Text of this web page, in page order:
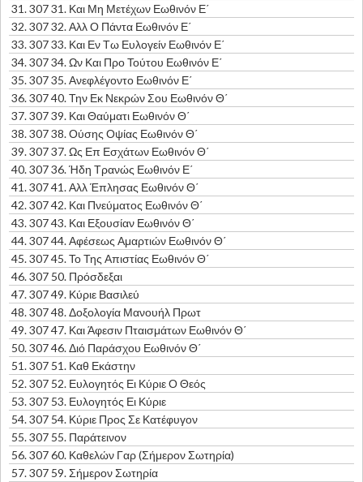
31.307 31. Και Μη Μετέχων Εωθινόν Ε΄
32.307 32. Αλλ Ο Πάντα Εωθινόν Ε΄
33.307 33. Και Εν Τω Ευλογείν Εωθινόν Ε΄
34.307 34. Ων Και Προ Τούτου Εωθινόν Ε΄
35.307 35. Ανεφλέγοντο Εωθινόν Ε΄
36.307 40. Την Εκ Νεκρών Σου Εωθινόν Θ΄
37.307 39. Και Θαύματι Εωθινόν Θ΄
38.307 38. Ούσης Οψίας Εωθινόν Θ΄
39.307 37. Ως Επ Εσχάτων Εωθινόν Θ΄
40.307 36. Ήδη Τρανώς Εωθινόν Ε΄
41.307 41. Αλλ Έπλησας Εωθινόν Θ΄
42.307 42. Και Πνεύματος Εωθινόν Θ΄
43.307 43. Και Εξουσίαν Εωθινόν Θ΄
44.307 44. Αφέσεως Αμαρτιών Εωθινόν Θ΄
45.307 45. Το Της Απιστίας Εωθινόν Θ΄
46.307 50. Πρόσδεξαι
47.307 49. Κύριε Βασιλεύ
48.307 48. Δοξολογία Μανουήλ Πρωτ
49.307 47. Και Άφεσιν Πταισμάτων Εωθινόν Θ΄
50.307 46. Διό Παράσχου Εωθινόν Θ΄
51.307 51. Καθ Εκάστην
52.307 52. Ευλογητός Ει Κύριε Ο Θεός
53.307 53. Ευλογητός Ει Κύριε
54.307 54. Κύριε Προς Σε Κατέφυγον
55.307 55. Παράτεινον
56.307 60. Καθελών Γαρ (Σήμερον Σωτηρία)
57.307 59. Σήμερον Σωτηρία